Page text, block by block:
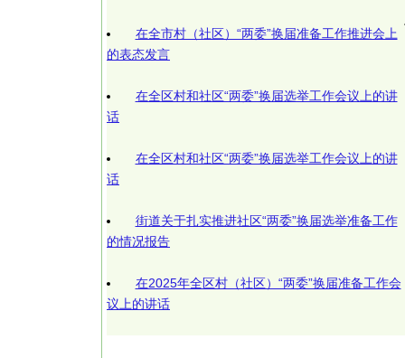
在全市村（社区）“两委”换届准备工作推进会上
的表态发言
在全区村和社区“两委”换届选举工作会议上的讲
话
在全区村和社区“两委”换届选举工作会议上的讲
话
街道关于扎实推进社区“两委”换届选举准备工作
的情况报告
在2025年全区村（社区）“两委”换届准备工作会
议上的讲话